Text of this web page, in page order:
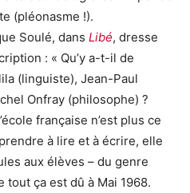
(pléonasme !).
Soulé, dans Libé, dresse
: « Qu’y a-t-il de
(linguiste), Jean-Paul
Onfray (philosophe) ?
française n’est plus ce
à lire et à écrire, elle
aux élèves – du genre
tout ça est dû à Mai 1968.